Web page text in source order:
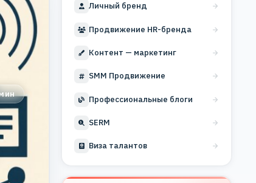
Личный бренд
Продвижение HR-бренда
Контент — маркетинг
SMM Продвижение
Профессиональные блоги
SERM
Виза талантов